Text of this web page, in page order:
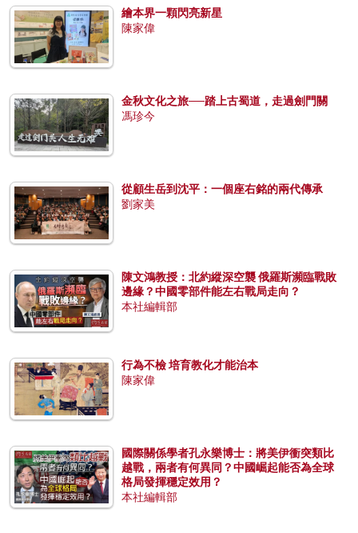
繪本界一顆閃亮新星
陳家偉
金秋文化之旅──踏上古蜀道，走過劍門關
馮珍今
從顧生岳到沈平：一個座右銘的兩代傳承
劉家美
陳文鴻教授：北約縱深空襲 俄羅斯瀕臨戰敗
邊緣？中國零部件能左右戰局走向？
本社編輯部
行為不檢 培育教化才能治本
陳家偉
國際關係學者孔永樂博士：將美伊衝突類比
越戰，兩者有何異同？中國崛起能否為全球
格局發揮穩定效用？
本社編輯部